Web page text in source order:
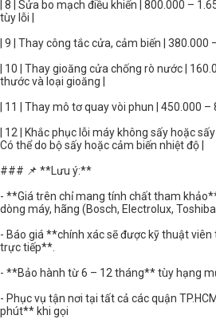
| 8 | Sửa bo mạch điều khiển | 800.000 –
tùy lỗi |
| 9 | Thay công tắc cửa, cảm biến | 380.000 –
| 10 | Thay gioăng cửa chống rò nước |
thước và loại gioăng |
| 11 | Thay mô tơ quay vòi phun | 450.000 –
| 12 | Khắc phục lỗi máy không sấy hoặc
Có thể do bộ sấy hoặc cảm biến nhiệt độ |
### 📌 **Lưu ý:**
- **Giá trên chỉ mang tính chất tham
dòng máy, hãng (Bosch, Electrolux,
- Báo giá **chính xác sẽ được kỹ thuật
trực tiếp**.
- **Bảo hành từ 6 – 12 tháng** tùy hạng
- Phục vụ tận nơi tại tất cả các quận
phút** khi gọi